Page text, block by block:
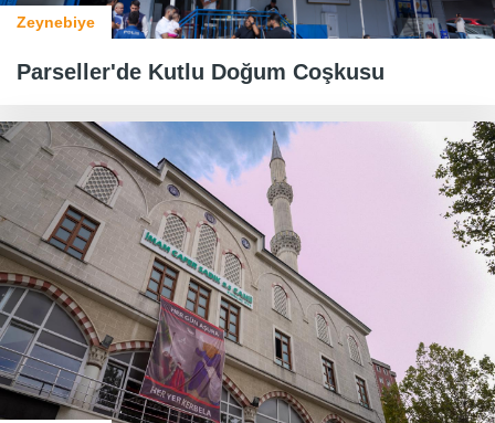
Zeynebiye
​​​​​​​Parseller'de Kutlu Doğum Coşkusu